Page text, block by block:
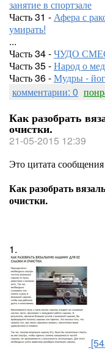
занятие в спортзале
Часть 31 -Афера с
умирать!
...
Часть 34 -ЧУДО
Часть 35 -Народ о
Часть 36 -Мудры -
комментарии: 0
Как разобрать
очистки.
21-05-2015 12:39
Это цитата сообщения
Как разобрать
очистки.
1.